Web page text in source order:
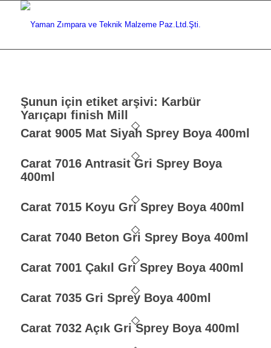
Şunun için etiket arşivi: Karbür
Yarıçapı finish Mill
Carat 9005 Mat Siyah Sprey Boya 400ml
Carat 7016 Antrasit Gri Sprey Boya
400ml
Carat 7015 Koyu Gri Sprey Boya 400ml
Carat 7040 Beton Gri Sprey Boya 400ml
Carat 7001 Çakıl Gri Sprey Boya 400ml
Carat 7035 Gri Sprey Boya 400ml
Carat 7032 Açık Gri Sprey Boya 400ml